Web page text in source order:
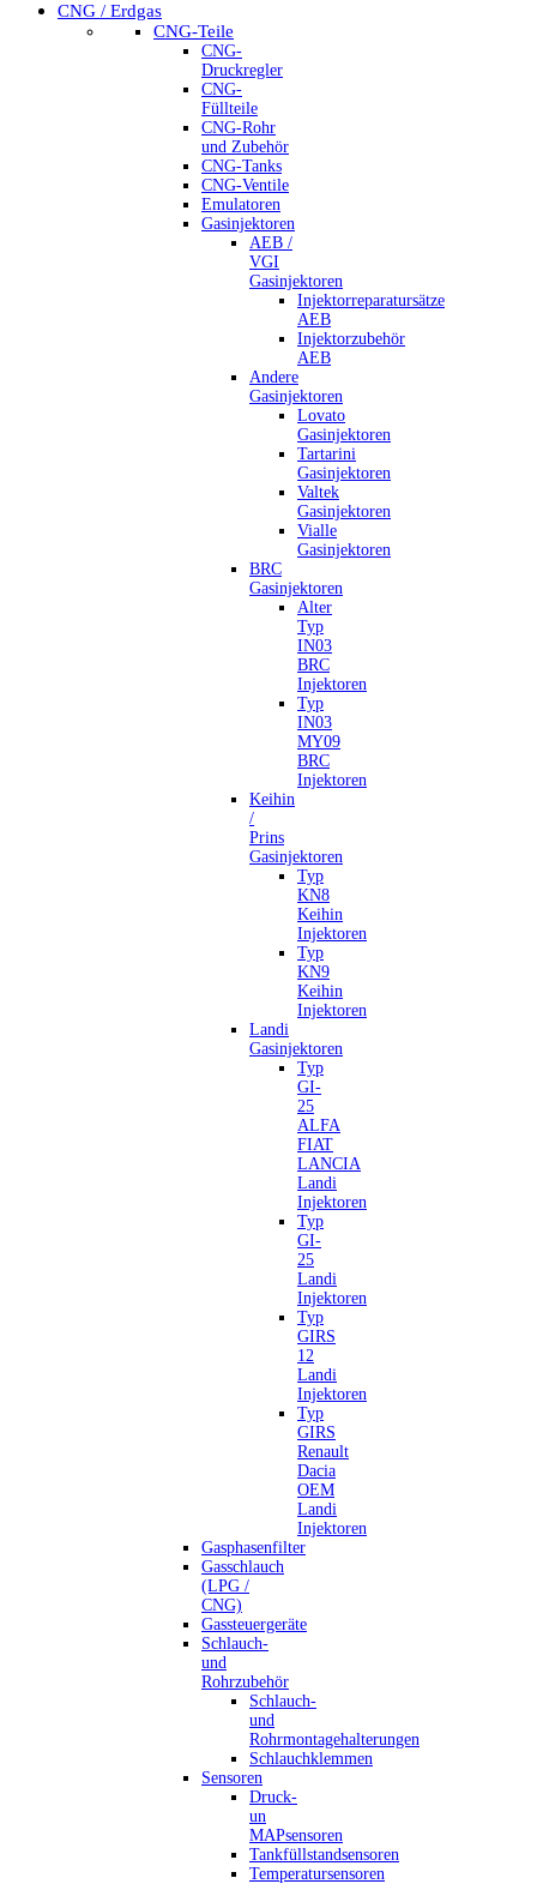
CNG / Erdgas
CNG-Teile
CNG-
Druckregler
CNG-
Füllteile
CNG-Rohr
und Zubehör
CNG-Tanks
CNG-Ventile
Emulatoren
Gasinjektoren
AEB /
VGI
Gasinjektoren
Injektorreparatursätze
AEB
Injektorzubehör
AEB
Andere
Gasinjektoren
Lovato
Gasinjektoren
Tartarini
Gasinjektoren
Valtek
Gasinjektoren
Vialle
Gasinjektoren
BRC
Gasinjektoren
Alter
Typ
IN03
BRC
Injektoren
Typ
IN03
MY09
BRC
Injektoren
Keihin
/
Prins
Gasinjektoren
Typ
KN8
Keihin
Injektoren
Typ
KN9
Keihin
Injektoren
Landi
Gasinjektoren
Typ
GI-
25
ALFA
FIAT
LANCIA
Landi
Injektoren
Typ
GI-
25
Landi
Injektoren
Typ
GIRS
12
Landi
Injektoren
Typ
GIRS
Renault
Dacia
OEM
Landi
Injektoren
Gasphasenfilter
Gasschlauch
(LPG /
CNG)
Gassteuergeräte
Schlauch-
und
Rohrzubehör
Schlauch-
und
Rohrmontagehalterungen
Schlauchklemmen
Sensoren
Druck-
un
MAPsensoren
Tankfüllstandsensoren
Temperatursensoren